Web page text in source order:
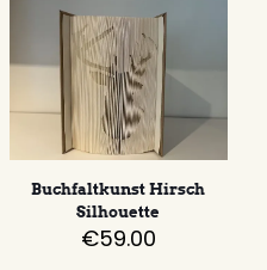
Buchfaltkunst Hirsch
Silhouette
€59.00